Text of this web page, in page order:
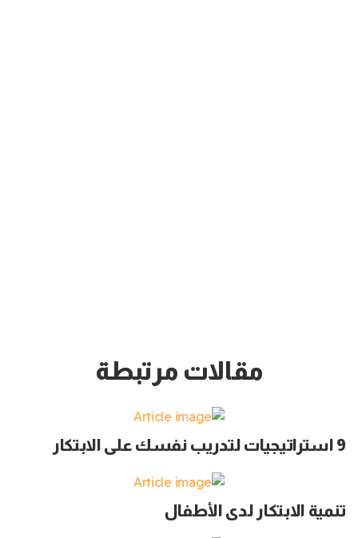
مقالات مرتبطة
9 استراتيجيات لتدريب نفسك على الابتكار
تنمية الابتكار لدى الأطفال